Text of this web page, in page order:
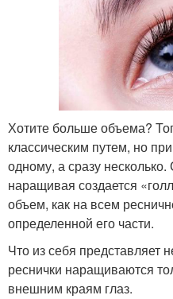
Хотите больше объема?
классическим путем, но
одному, а сразу
наращивая создается
объем, как на всем
определенной его части.
Что из себя представляет
реснички наращиваются
внешним краям глаз.